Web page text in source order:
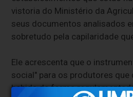
vistoria do Ministério da
seus documentos analisados
sobretudo pela capilaridade
Ele acrescenta que o
social" para os produtores
bebida de forma